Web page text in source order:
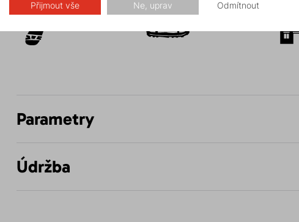
Parametry
Údržba
Přijmout vše Ne, uprav Odmítnout